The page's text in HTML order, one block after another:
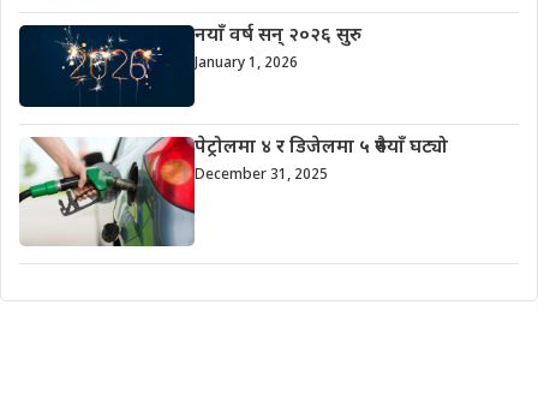
नयाँ वर्ष सन् २०२६ सुरु
January 1, 2026
पेट्रोलमा ४ र डिजेलमा ५ रुपैयाँ घट्यो
December 31, 2025